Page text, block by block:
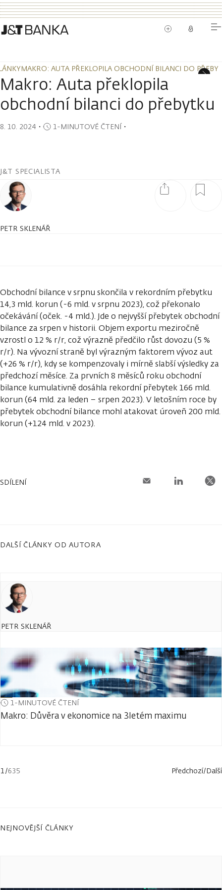
MAKRO: AUTA PŘEKLOPILA OBCHODNÍ BILANCI DO
MAKRO: AUTA PŘEKLOPILA OBCHODNÍ BILANCI DO
Makro: Auta překlopila
obchodní bilanci do přebytku
8. 10. 2024 ・ 1-MINUTOVÉ ČTENÍ・
J&T SPECIALISTA
PETR SKLENÁŘ
Obchodní bilance v srpnu skončila v rekordním přebytku
14,3 mld. korun (-6 mld. v srpnu 2023), což překonalo
očekávání (oček. -4 mld.). Jde o nejvyšší přebytek obchodní
bilance za srpen v historii. Objem exportu meziročně
vzrostl o 12 % r/r, což výrazně předčilo růst dovozu (5 %
r/r). Na vývozní straně byl výrazným faktorem vývoz aut
(+26 % r/r), kdy se kompenzovaly i mírně slabší výsledky za
předchozí měsíce. Za prvních 8 měsíců roku obchodní
bilance kumulativně dosáhla rekordní přebytek 166 mld.
korun (64 mld. za leden – srpen 2023). V letošním roce by
přebytek obchodní bilance mohl atakovat úroveň 200 mld.
korun (+124 mld. v 2023).
SDÍLENÍ
DALŠÍ ČLÁNKY OD AUTORA
PETR SKLENÁŘ
1-MINUTOVÉ ČTENÍ
Makro: Důvěra v ekonomice na 3letém maximu
1/635 Předchozí/Další
NEJNOVĚJŠÍ ČLÁNKY